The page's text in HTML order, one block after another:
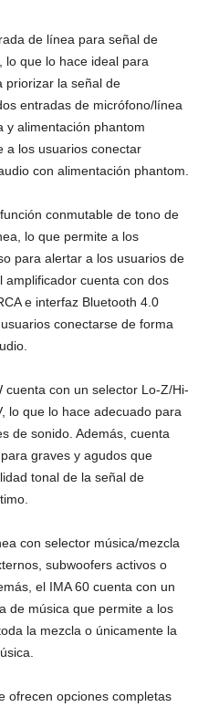
de línea para señal de
lo que lo hace ideal para
priorizar la señal de
entradas de micrófono/línea
y alimentación phantom
a los usuarios conectar
con alimentación phantom.
conmutable de tono de
lo que permite a los
para alertar a los usuarios de
amplificador cuenta con dos
e interfaz Bluetooth 4.0
conectarse de forma
cuenta con un selector Lo-Z/Hi-
lo que lo hace adecuado para
de sonido. Además, cuenta
graves y agudos que
tonal de la señal de
con selector música/mezcla
subwoofers activos o
el IMA 60 cuenta con un
de música que permite a los
la mezcla o únicamente la
ofrecen opciones completas